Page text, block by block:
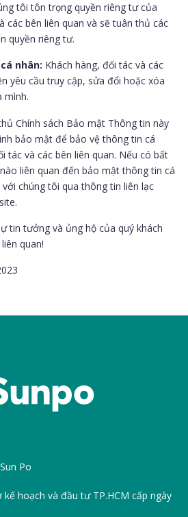
tôi tôn trọng quyền riêng tư của
các bên liên quan và sẽ tuân thủ các
quyền riêng tư.
nhân: Khách hàng, đối tác và các
yêu cầu truy cập, sửa đổi hoặc xóa
mình.
Chính sách Bảo mật Thông tin này
bảo mật để bảo vệ thông tin cá
tác và các bên liên quan. Nếu có bất
liên quan đến bảo mật thông tin cá
chúng tôi qua thông tin liên lạc
tin tưởng và ủng hộ của quý khách
quan!
Po
kế hoạch và đầu tư TP.HCM cấp ngày